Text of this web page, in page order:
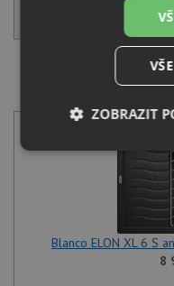
SET Blanco ELON
Blanco ELON XL 6 S
8
ZOBRAZIT
Nezbytně
soubory
Funkční